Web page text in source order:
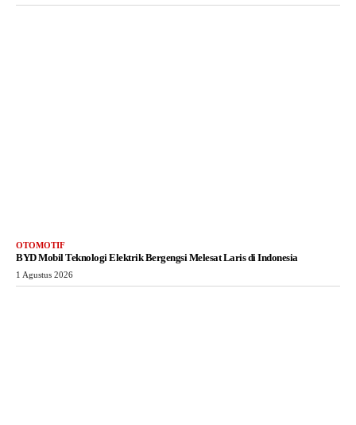
OTOMOTIF
BYD Mobil Teknologi Elektrik Bergengsi Melesat Laris di Indonesia
1 Agustus 2026